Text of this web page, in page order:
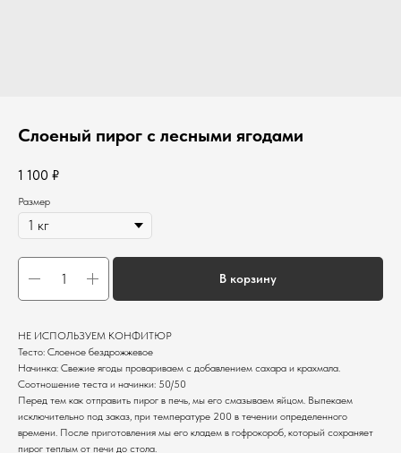
Слоеный пирог с лесными ягодами
1 100 ₽
Размер
В корзину
НЕ ИСПОЛЬЗУЕМ КОНФИТЮР
Тесто: Слоеное бездрожжевое
Начинка: Свежие ягоды провариваем с добавлением сахара и крахмала.
Соотношение теста и начинки: 50/50
Перед тем как отправить пирог в печь, мы его смазываем яйцом. Выпекаем
исключительно под заказ, при температуре 200 в течении определенного
времени. После приготовления мы его кладем в гофрокороб, который сохраняет
пирог теплым от печи до стола.